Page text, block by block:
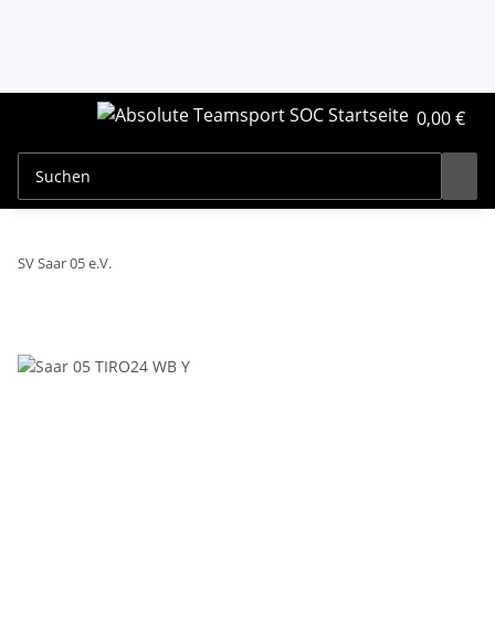
0,00 €
SV Saar 05 e.V.